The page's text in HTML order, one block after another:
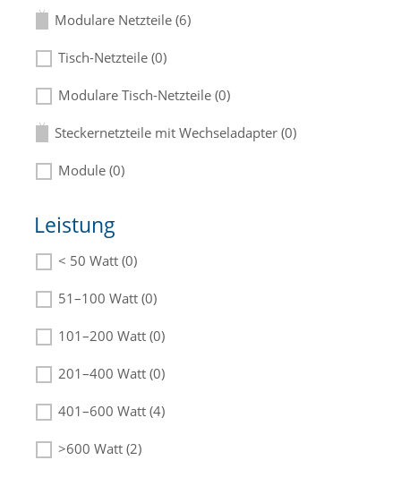
Modulare Netzteile (6)
Tisch-Netzteile (0)
Modulare Tisch-Netzteile (0)
Steckernetzteile mit Wechseladapter (0)
Module (0)
Die passenden Netzteile finden Sie in der
Beschreibung.
Leistung
< 50 Watt (0)
51–100 Watt (0)
101–200 Watt (0)
201–400 Watt (0)
401–600 Watt (4)
>600 Watt (2)